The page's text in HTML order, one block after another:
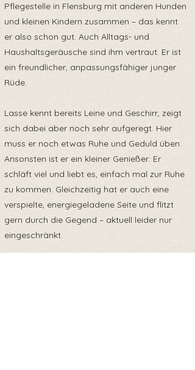
Pflegestelle in Flensburg mit anderen Hunden
und kleinen Kindern zusammen – das kennt
er also schon gut. Auch Alltags- und
Haushaltsgeräusche sind ihm vertraut. Er ist
ein freundlicher, anpassungsfähiger junger
Rüde.
Lasse kennt bereits Leine und Geschirr, zeigt
sich dabei aber noch sehr aufgeregt. Hier
muss er noch etwas Ruhe und Geduld üben.
Ansonsten ist er ein kleiner Genießer: Er
schläft viel und liebt es, einfach mal zur Ruhe
zu kommen. Gleichzeitig hat er auch eine
verspielte, energiegeladene Seite und flitzt
gern durch die Gegend – aktuell leider nur
eingeschränkt.